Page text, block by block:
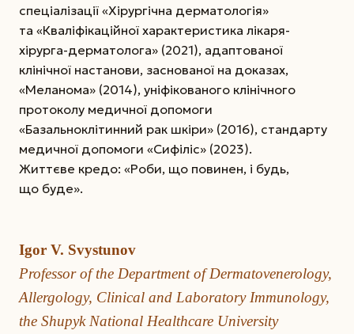
спеціалізації «Хірургічна дерматологія»
та «Кваліфікаційної характеристика лікаря-
хірурга-дерматолога» (2021), адаптованої
клінічної настанови, заснованої на доказах,
«Меланома» (2014), уніфікованого клінічного
протоколу медичної допомоги
«Базальноклітинний рак шкіри» (2016), стандарту
медичної допомоги «Сифіліс» (2023).
Життєве кредо: «Роби, що повинен, і будь,
що буде».
Igor V. Svystunov
Professor of the Department of Dermatovenerology,
Allergology, Clinical and Laboratory Immunology,
the Shupyk National Healthcare University